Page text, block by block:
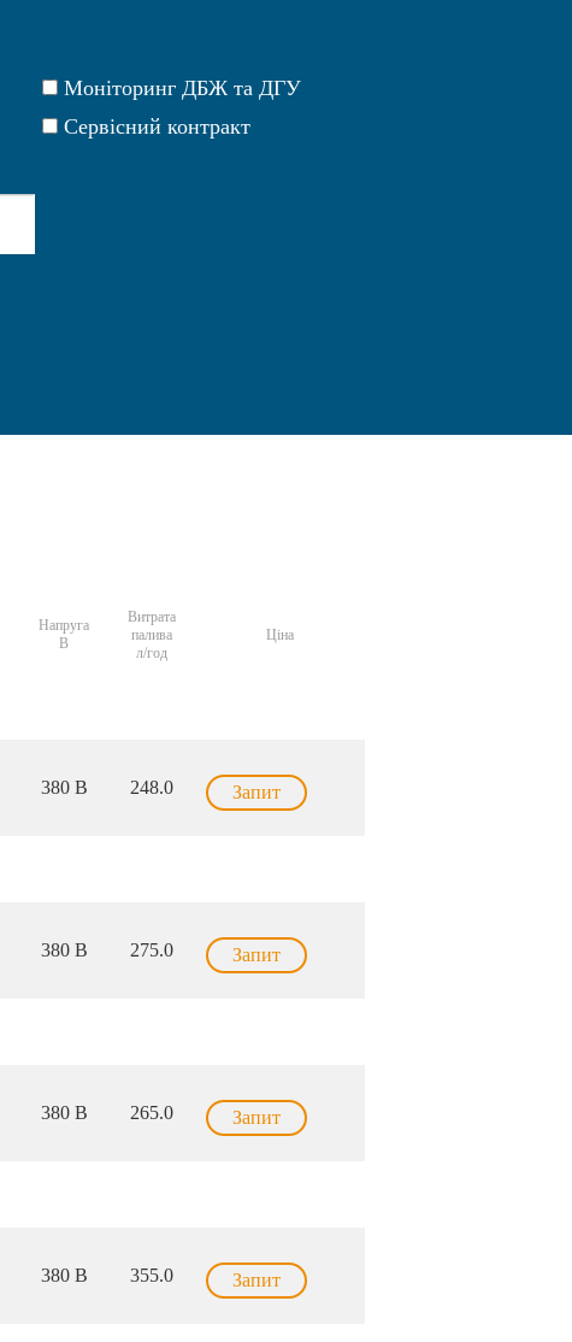
Моніторинг ДБЖ та ДГУ
Сервісний контракт
Напруга
В
Витрата
палива
л/год
Ціна
380 В 248.0 Запит
380 В 275.0 Запит
380 В 265.0 Запит
380 В 355.0 Запит